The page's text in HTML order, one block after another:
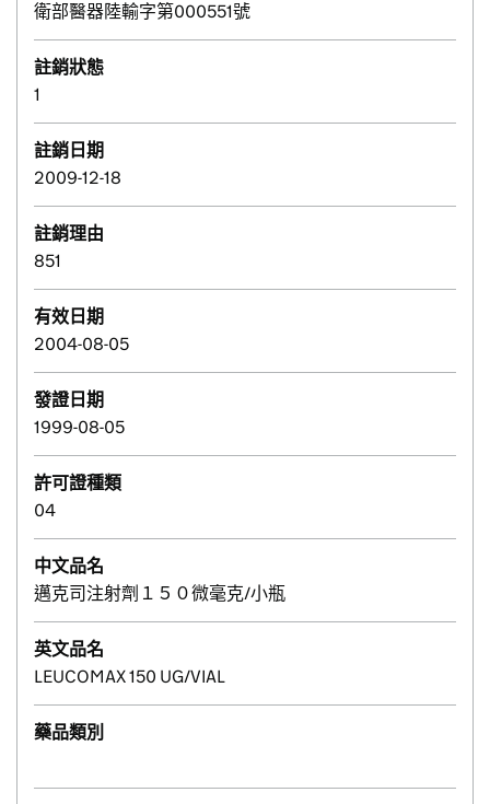
衛部醫器陸輸字第000551號
註銷狀態
1
註銷日期
2009-12-18
註銷理由
851
有效日期
2004-08-05
發證日期
1999-08-05
許可證種類
04
中文品名
邁克司注射劑１５０微毫克/小瓶
英文品名
LEUCOMAX 150 UG/VIAL
藥品類別